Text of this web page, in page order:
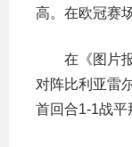
高。在欧冠赛
在《图片
对阵比利亚雷
首回合1-1战平